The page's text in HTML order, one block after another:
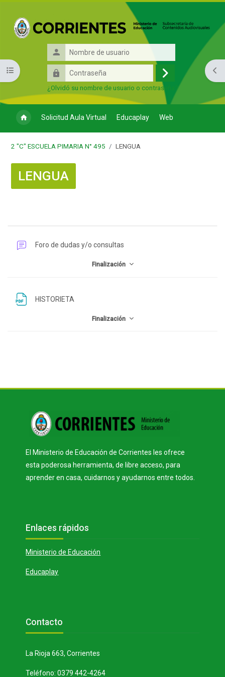
Nombre
de
usuario
Contraseña
Acceder
¿Olvidó su nombre de usuario o contraseña?
Solicitud Aula Virtual Educaplay Web
Abrir índice del curso
2 "C" ESCUELA PIMARIA N° 495 LENGUA
LENGUA
Bloques
Perfilado de sección
Foro de dudas y/o consultas
Finalización
HISTORIETA
Finalización
El Ministerio de Educación de Corrientes les ofrece
esta poderosa herramienta, de libre acceso, para
aprender en casa, cuidarnos y ayudarnos entre todos.
Bloques
Enlaces rápidos
Ministerio de Educación
Educaplay
Bloques
Contacto
La Rioja 663, Corrientes
Teléfono: 0379 442-4264